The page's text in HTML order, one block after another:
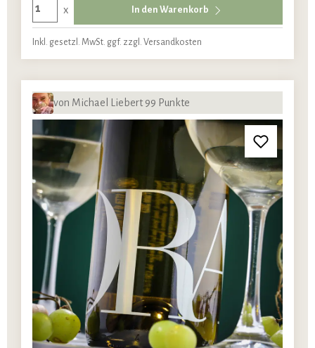
x In den Warenkorb
Inkl. gesetzl. MwSt. ggf. zzgl. Versandkosten
von Michael Liebert 99 Punkte